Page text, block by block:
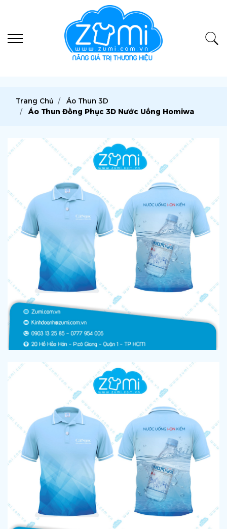
Trang Chủ
Áo Thun 3D
Áo Thun Đồng Phục 3D Nước Uống Homiwa